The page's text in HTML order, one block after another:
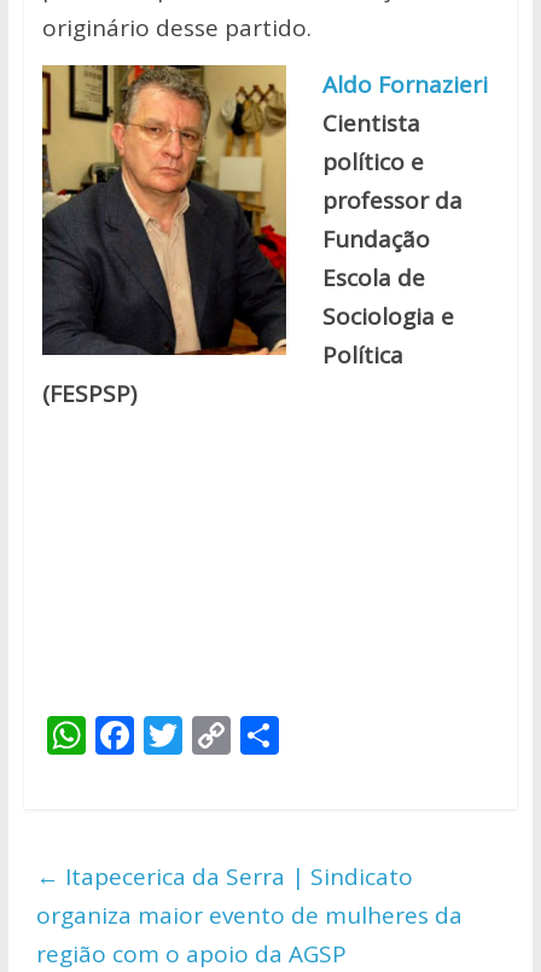
originário desse partido.
Aldo Fornazieri
Cientista
político e
professor da
Fundação
Escola de
Sociologia e
Política
(FESPSP)
W
A
p
F
o
o
T C
Li
n
S
← Itapecerica da Serra | Sindicato
organiza maior evento de mulheres da
região com o apoio da AGSP